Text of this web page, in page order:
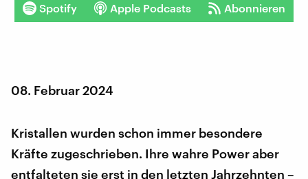
Spotify Apple Podcasts Abonnieren
08. Februar 2024
Kristallen wurden schon immer besondere
Kräfte zugeschrieben. Ihre wahre Power aber
entfalteten sie erst in den letzten Jahrzehnten –